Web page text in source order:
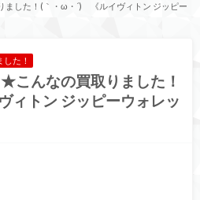
した！(｀・ω・´)ゞ《ルイヴィトン ジッピー
た！
こんなの買取りました！
ィトン ジッピーウォレッ